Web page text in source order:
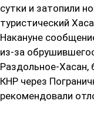
сутки и затопили
туристический
Накануне
из-за
Раздольное-Хасан,
КНР через
рекомендовали